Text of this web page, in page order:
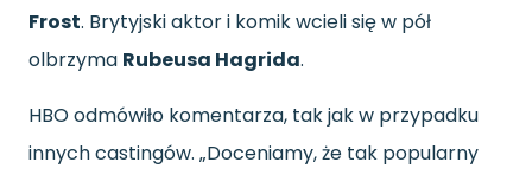
Frost. Brytyjski aktor i komik wcieli się w pół
olbrzyma Rubeusa Hagrida.
HBO odmówiło komentarza, tak jak w przypadku
innych castingów. „Doceniamy, że tak popularny